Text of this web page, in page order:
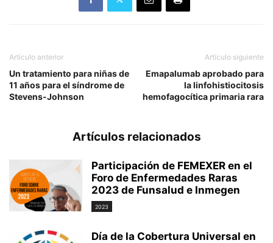
Artículo anterior
Un tratamiento para niñas de
11 años para el síndrome de
Stevens-Johnson
Artículo siguiente
Emapalumab aprobado para
la linfohistiocitosis
hemofagocítica primaria rara
Artículos relacionados
Participación de FEMEXER en el
Foro de Enfermedades Raras
2023 de Funsalud e Inmegen
2023
Día de la Cobertura Universal en